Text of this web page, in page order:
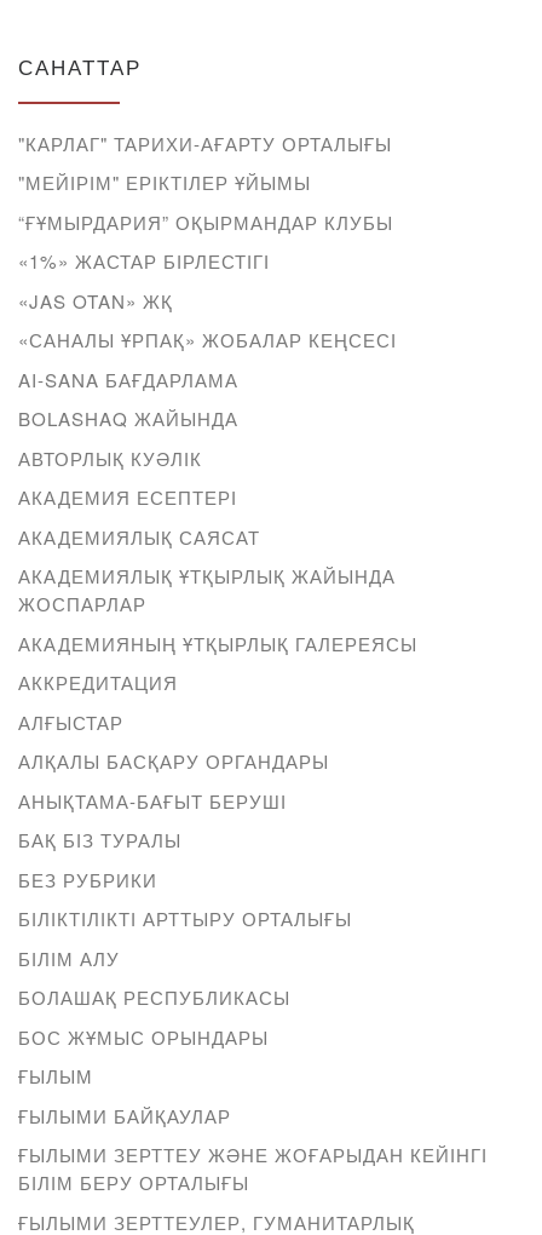
САНАТТАР
"КАРЛАГ" ТАРИХИ-АҒАРТУ ОРТАЛЫҒЫ
"МЕЙІРІМ" ЕРІКТІЛЕР ҰЙЫМЫ
“ҒҰМЫРДАРИЯ” ОҚЫРМАНДАР КЛУБЫ
«1%» ЖАСТАР БІРЛЕСТІГІ
«JAS OTAN» ЖҚ
«САНАЛЫ ҰРПАҚ» ЖОБАЛАР КЕҢСЕСІ
AI-SANA БАҒДАРЛАМА
BOLASHAQ ЖАЙЫНДА
АВТОРЛЫҚ КУӘЛІК
АКАДЕМИЯ ЕСЕПТЕРІ
АКАДЕМИЯЛЫҚ САЯСАТ
АКАДЕМИЯЛЫҚ ҰТҚЫРЛЫҚ ЖАЙЫНДА
ЖОСПАРЛАР
АКАДЕМИЯНЫҢ ҰТҚЫРЛЫҚ ГАЛЕРЕЯСЫ
АККРЕДИТАЦИЯ
АЛҒЫСТАР
АЛҚАЛЫ БАСҚАРУ ОРГАНДАРЫ
АНЫҚТАМА-БАҒЫТ БЕРУШІ
БАҚ БІЗ ТУРАЛЫ
БЕЗ РУБРИКИ
БІЛІКТІЛІКТІ АРТТЫРУ ОРТАЛЫҒЫ
БІЛІМ АЛУ
БОЛАШАҚ РЕСПУБЛИКАСЫ
БОС ЖҰМЫС ОРЫНДАРЫ
ҒЫЛЫМ
ҒЫЛЫМИ БАЙҚАУЛАР
ҒЫЛЫМИ ЗЕРТТЕУ ЖӘНЕ ЖОҒАРЫДАН КЕЙІНГІ
БІЛІМ БЕРУ ОРТАЛЫҒЫ
ҒЫЛЫМИ ЗЕРТТЕУЛЕР, ГУМАНИТАРЛЫҚ